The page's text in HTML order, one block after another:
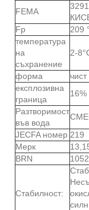
FEMA
Fp
209
температура
на
съхранение
2-
форма
чист
експлозивна
граница
16%
Разтворимост
във вода
JECFA номер 219
Мерк
BRN
Стабилност: